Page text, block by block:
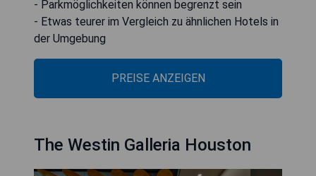
- Parkmöglichkeiten können begrenzt sein
- Etwas teurer im Vergleich zu ähnlichen Hotels in
der Umgebung
PREISE ANZEIGEN
The Westin Galleria Houston